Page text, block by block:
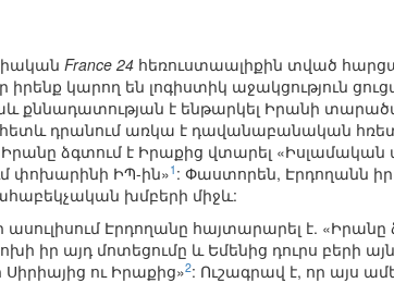
France 24 հեռուստաալիքին տված
կարող են լոգիստիկ աջակցություն
քննադատության է ենթարկել Իրանի
դրանում առկա է դավանաբանական
ձգտում է Իրաքից վտարել «Իսլամական
փոխարինի ԻՊ-ին»1 : Փաստորեն, Էրդողանն իր
խմբերի միջև:
Էրդողանը հայտարարել է. «Իրանը
իր այդ մոտեցումը և Եմենից դուրս բերի
Սիրիայից ու Իրաքից»2: Ուշագրավ է, որ այս